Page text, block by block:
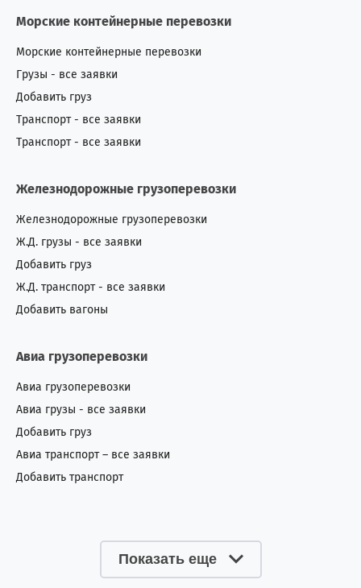
Морские контейнерные перевозки
Морские контейнерные перевозки
Грузы - все заявки
Добавить груз
Транспорт - все заявки
Транспорт - все заявки
Железнодорожные грузоперевозки
Железнодорожные грузоперевозки
Ж.Д. грузы - все заявки
Добавить груз
Ж.Д. транспорт - все заявки
Добавить вагоны
Авиа грузоперевозки
Авиа грузоперевозки
Авиа грузы - все заявки
Добавить груз
Авиа транспорт – все заявки
Добавить транспорт
Показать еще